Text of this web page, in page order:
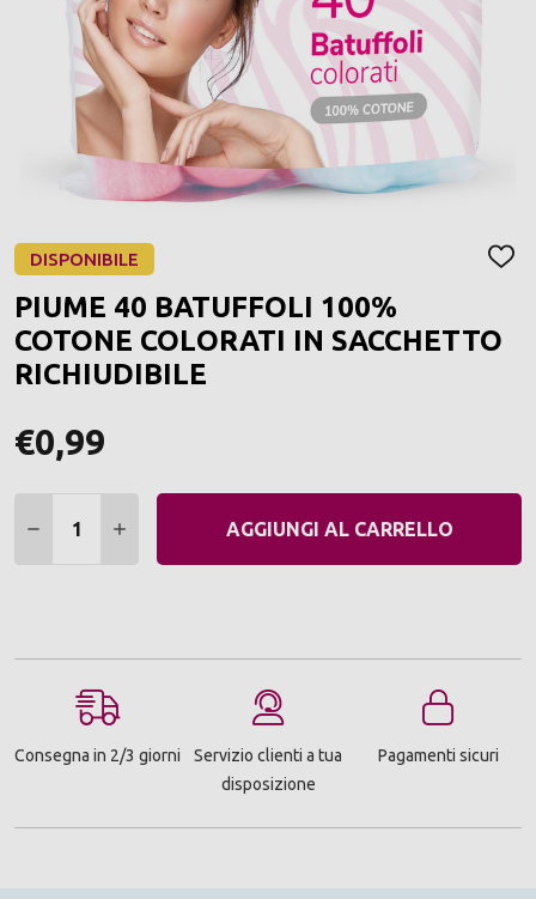
DISPONIBILE
PIUME 40 BATUFFOLI 100%
COTONE COLORATI IN SACCHETTO
RICHIUDIBILE
€0,99
DIMINUIRE QUANTITÀ:
AUMENTARE QUANTITÀ:
AGGIUNGI AL CARRELLO
Consegna in 2/3 giorni
Servizio clienti a tua
disposizione
Pagamenti sicuri